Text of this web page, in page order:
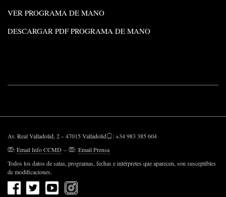
VER PROGRAMA DE MANO
DESCARGAR PDF PROGRAMA DE MANO
Av. Real Valladolid, 2 – 47015 Valladolid
: +34 983 385 604
:Email Info CCMD – : Email Prensa
Todos los datos de salas, programas, fechas e intérpretes que aparecen, son susceptibles
de modificaciones.